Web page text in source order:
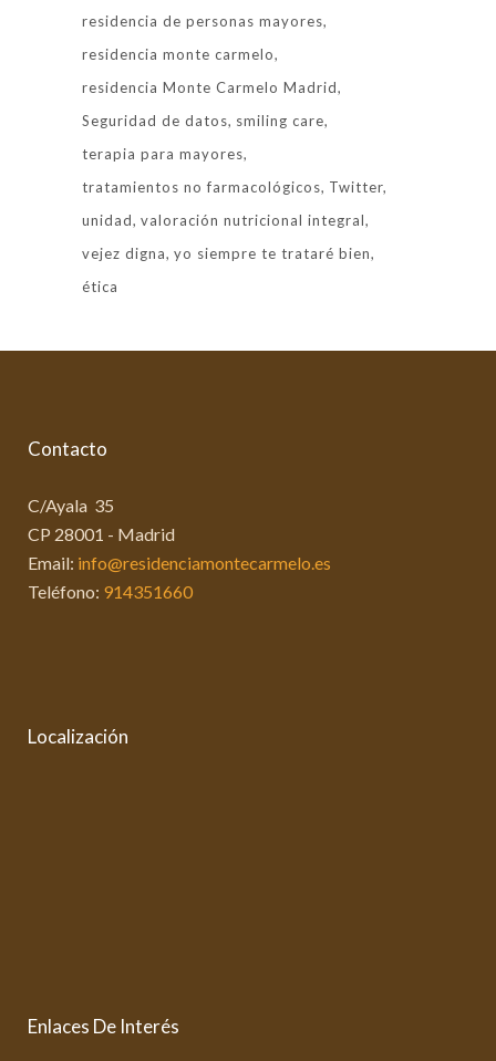
residencia de personas mayores
residencia monte carmelo
residencia Monte Carmelo Madrid
Seguridad de datos smiling care
terapia para mayores
tratamientos no farmacológicos Twitter
unidad valoración nutricional integral
vejez digna yo siempre te trataré bien
ética
Contacto
C/Ayala 35
CP 28001 - Madrid
Email: info@residenciamontecarmelo.es
Teléfono: 914351660
Localización
Enlaces De Interés